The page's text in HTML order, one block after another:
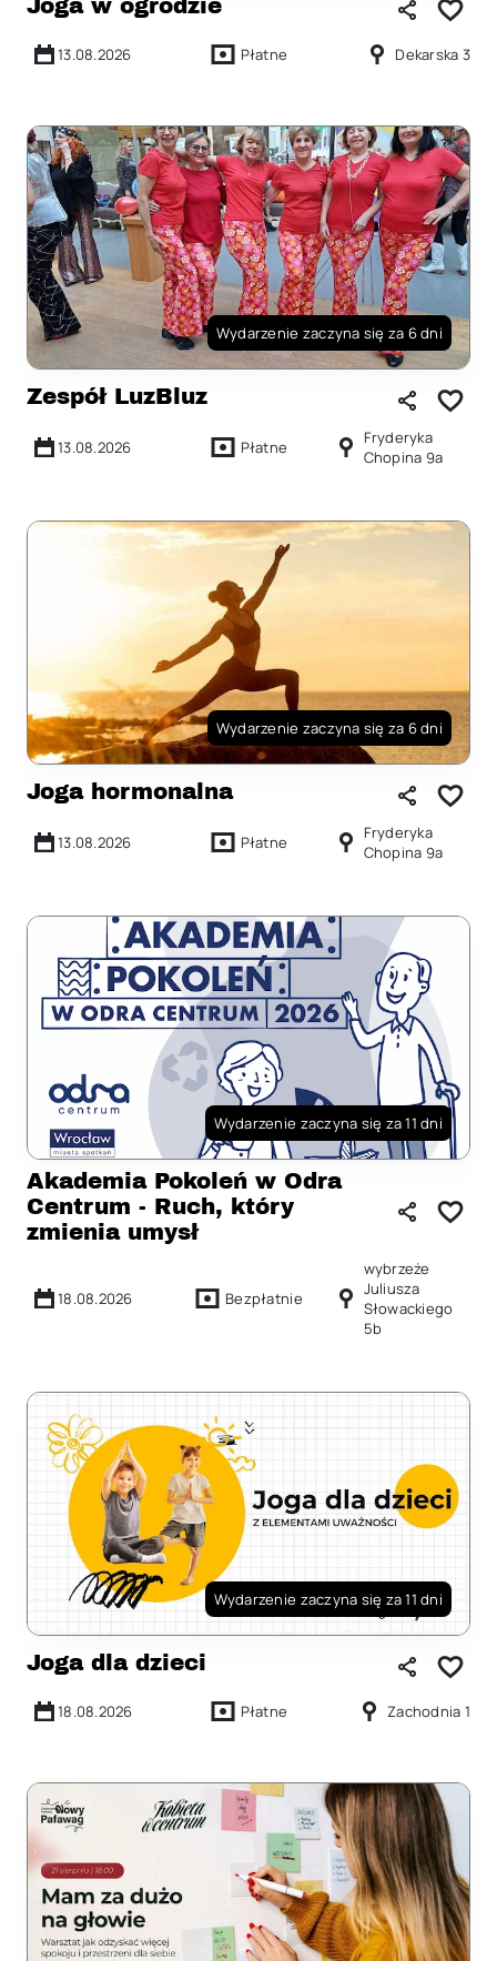
Joga w ogrodzie
13.08.2026 Płatne Dekarska 3
Wydarzenie zaczyna się za 6 dni
Zespół LuzBluz
13.08.2026 Płatne
Fryderyka
Chopina 9a
Wydarzenie zaczyna się za 6 dni
Joga hormonalna
13.08.2026 Płatne
Fryderyka
Chopina 9a
Wydarzenie zaczyna się za 11 dni
Akademia Pokoleń w Odra
Centrum - Ruch, który
zmienia umysł
18.08.2026 Bezpłatnie
wybrzeże
Juliusza
Słowackiego
5b
Wydarzenie zaczyna się za 11 dni
Joga dla dzieci
18.08.2026 Płatne Zachodnia 1